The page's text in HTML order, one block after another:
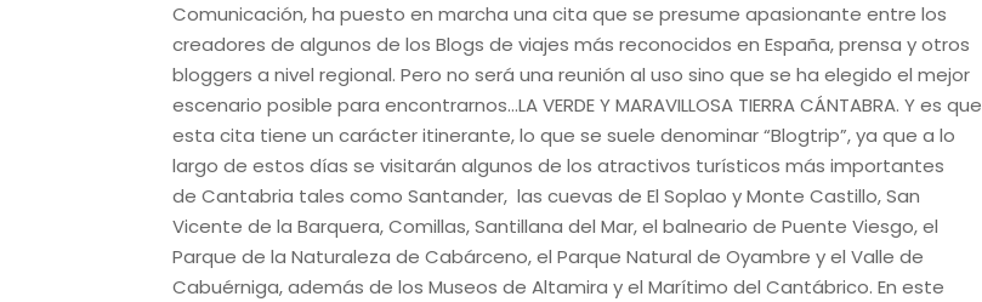
Comunicación, ha puesto en marcha una cita que se presume apasionante entre los
creadores de algunos de los Blogs de viajes más reconocidos en España, prensa y otros
bloggers a nivel regional. Pero no será una reunión al uso sino que se ha elegido el mejor
escenario posible para encontrarnos…LA VERDE Y MARAVILLOSA TIERRA CÁNTABRA. Y es que
esta cita tiene un carácter itinerante, lo que se suele denominar “Blogtrip”, ya que a lo
largo de estos días se visitarán algunos de los atractivos turísticos más importantes
de Cantabria tales como Santander, las cuevas de El Soplao y Monte Castillo, San
Vicente de la Barquera, Comillas, Santillana del Mar, el balneario de Puente Viesgo, el
Parque de la Naturaleza de Cabárceno, el Parque Natural de Oyambre y el Valle de
Cabuérniga, además de los Museos de Altamira y el Marítimo del Cantábrico. En este